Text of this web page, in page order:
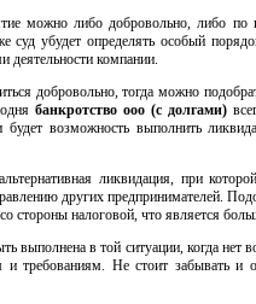
можно либо добровольно, либо
суд убудет определять особый
деятельности компании.
добровольно, тогда можно
банкротство ооо (с долгами)
будет возможность выполнить
ликвидация, при
других предпринимателей.
стороны налоговой, что является
выполнена в той ситуации, когда нет
и требованиям. Не стоит забывать и